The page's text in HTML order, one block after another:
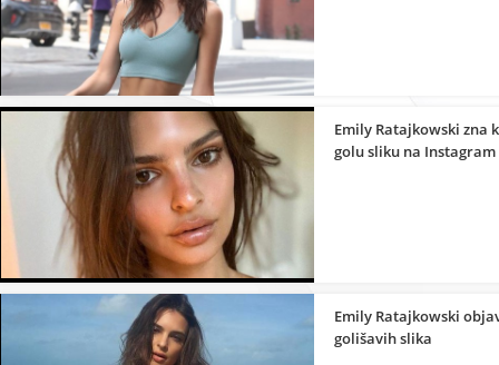
Emily Ratajkowski zna
golu sliku na Instagram
Emily Ratajkowski
golišavih slika